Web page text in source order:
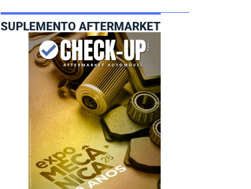
SUPLEMENTO AFTERMARKET